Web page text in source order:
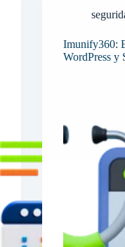
Imunify360:
WordPress y